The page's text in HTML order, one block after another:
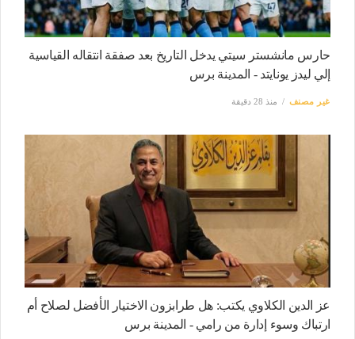
حارس مانشستر سيتي يدخل التاريخ بعد صفقة انتقاله القياسية
إلي ليدز يونايتد - المدينة برس
غير مصنف منذ 28 دقيقة
عز الدين الكلاوي يكتب: هل طرابزون الاختيار الأفضل لصلاح أم
ارتباك وسوء إدارة من رامي - المدينة برس